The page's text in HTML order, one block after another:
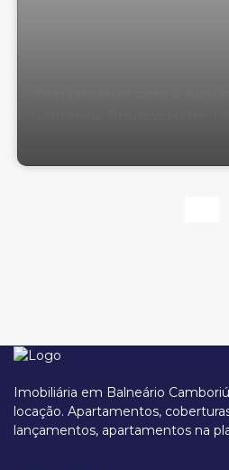
Imobiliária em Balneário
locação. Apartamentos,
lançamentos, apartamentos na